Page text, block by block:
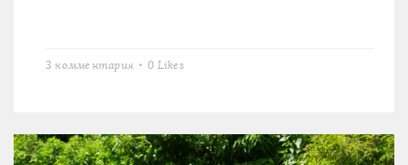
3 комментария 0 Likes